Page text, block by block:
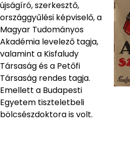
újságíró, szerkesztő,
országgyűlési képviselő, a
Magyar Tudományos
Akadémia levelező tagja,
valamint a Kisfaludy
Társaság és a Petőfi
Társaság rendes tagja.
Emellett a Budapesti
Egyetem tiszteletbeli
bölcsészdoktora is volt.